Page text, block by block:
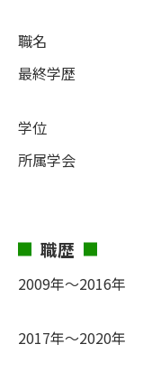
職名
最終学歴
学位
所属学会
職歴
2009年～2016年
2017年～2020年